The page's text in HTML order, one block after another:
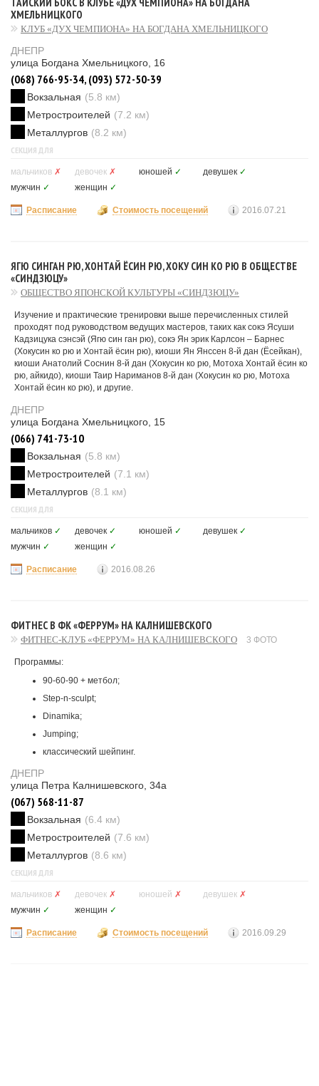
ХМЕЛЬНИЦКОГО
КЛУБ «ДУХ ЧЕМПИОНА» НА БОГДАНА ХМЕЛЬНИЦКОГО
ДНЕПР
улица Богдана Хмельницкого, 16
(068) 766-95-34, (093) 572-50-39
Вокзальная (5.8 км)
Метростроителей (7.2 км)
Металлургов (8.2 км)
СЕКЦИЯ ДЛЯ
мальчиков ✗ девочек ✗ юношей ✓ девушек ✓
мужчин ✓ женщин ✓
Расписание Стоимость посещений 2016.07.21
ЯГЮ СИНГАН РЮ, ХОНТАЙ ЁСИН РЮ, ХОКУ СИН КО РЮ В ОБЩЕСТВЕ
«СИНДЗЮЦУ»
ОБЩЕСТВО ЯПОНСКОЙ КУЛЬТУРЫ «СИНДЗЮЦУ»
Изучение и практические тренировки выше перечисленных стилей
проходят под руководством ведущих мастеров, таких как сокэ Ясуши
Кадзицука сэнсэй (Ягю син ган рю), сокэ Ян эрик Карлсон – Барнес
(Хокусин ко рю и Хонтай ёсин рю), киоши Ян Янссен 8-й дан (Ёсейкан),
киоши Анатолий Соснин 8-й дан (Хокусин ко рю, Мотоха Хонтай ёсин ко
рю, айкидо), киоши Таир Нариманов 8-й дан (Хокусин ко рю, Мотоха
Хонтай ёсин ко рю), и другие.
ДНЕПР
улица Богдана Хмельницкого, 15
(066) 741-73-10
Вокзальная (5.8 км)
Метростроителей (7.1 км)
Металлургов (8.1 км)
СЕКЦИЯ ДЛЯ
мальчиков ✓ девочек ✓ юношей ✓ девушек ✓
мужчин ✓ женщин ✓
Расписание 2016.08.26
ФИТНЕС В ФК «ФЕРРУМ» НА КАЛНИШЕВСКОГО
ФИТНЕС-КЛУБ «ФЕРРУМ» НА КАЛНИШЕВСКОГО 3 ФОТО
Программы:
90-60-90 + метбол;
Step-n-sculpt;
Dinamika;
Jumping;
классический шейпинг.
ДНЕПР
улица Петра Калнишевского, 34а
(067) 568-11-87
Вокзальная (6.4 км)
Метростроителей (7.6 км)
Металлургов (8.6 км)
СЕКЦИЯ ДЛЯ
мальчиков ✗ девочек ✗ юношей ✗ девушек ✗
мужчин ✓ женщин ✓
Расписание Стоимость посещений 2016.09.29